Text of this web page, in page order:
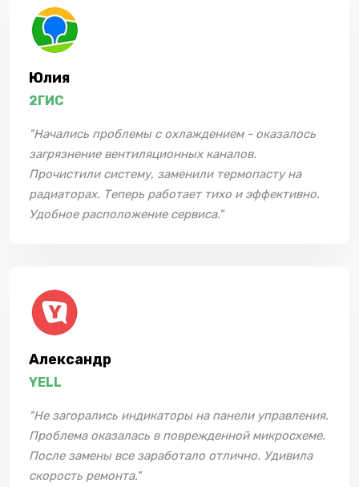
Юлия
2ГИС
"Начались проблемы с охлаждением - оказалось
загрязнение вентиляционных каналов.
Прочистили систему, заменили термопасту на
радиаторах. Теперь работает тихо и эффективно.
Удобное расположение сервиса."
Александр
YELL
"Не загорались индикаторы на панели управления.
Проблема оказалась в поврежденной микросхеме.
После замены все заработало отлично. Удивила
скорость ремонта."